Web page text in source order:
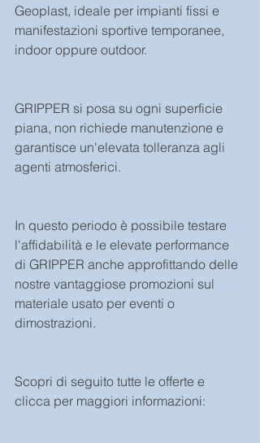
Geoplast, ideale per impianti fissi e
manifestazioni sportive temporanee,
indoor oppure outdoor.
GRIPPER si posa su ogni superficie
piana, non richiede manutenzione e
garantisce un'elevata tolleranza agli
agenti atmosferici.
In questo periodo è possibile testare
l'affidabilità e le elevate performance
di GRIPPER anche approfittando delle
nostre vantaggiose promozioni sul
materiale usato per eventi o
dimostrazioni.
Scopri di seguito tutte le offerte e
clicca per maggiori informazioni: